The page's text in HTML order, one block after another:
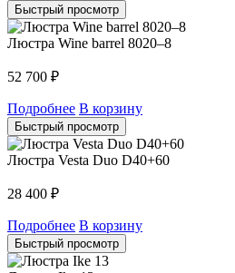
Быстрый просмотр
Люстра Wine barrel 8020–8
52 700 ₽
Подробнее В корзину
Быстрый просмотр
Люстра Vesta Duo D40+60
28 400 ₽
Подробнее В корзину
Быстрый просмотр